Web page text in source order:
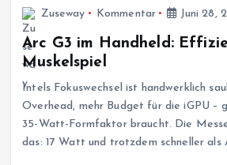
Zuseway Kommentar Juni 28,
Arc G3 im Handheld:
Muskelspiel
Intels Fokuswechsel ist handwerklich
Overhead, mehr Budget für die iGPU –
35-Watt-Formfaktor braucht. Die
das: 17 Watt und trotzdem schneller als